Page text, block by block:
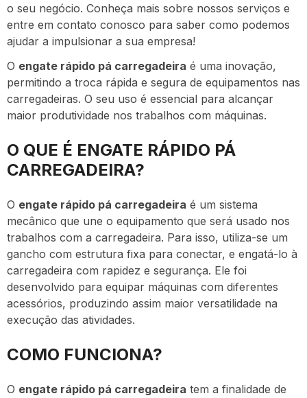
o seu negócio. Conheça mais sobre nossos serviços e
entre em contato conosco para saber como podemos
ajudar a impulsionar a sua empresa!
O engate rápido pá carregadeira é uma inovação,
permitindo a troca rápida e segura de equipamentos nas
carregadeiras. O seu uso é essencial para alcançar
maior produtividade nos trabalhos com máquinas.
O QUE É ENGATE RÁPIDO PÁ
CARREGADEIRA?
O engate rápido pá carregadeira é um sistema
mecânico que une o equipamento que será usado nos
trabalhos com a carregadeira. Para isso, utiliza-se um
gancho com estrutura fixa para conectar, e engatá-lo à
carregadeira com rapidez e segurança. Ele foi
desenvolvido para equipar máquinas com diferentes
acessórios, produzindo assim maior versatilidade na
execução das atividades.
COMO FUNCIONA?
O engate rápido pá carregadeira tem a finalidade de